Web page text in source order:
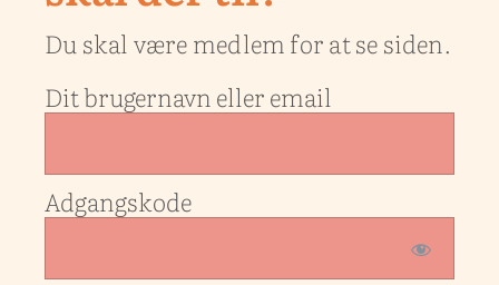
Du skal være medlem for at se siden.
Dit brugernavn eller email
Adgangskode